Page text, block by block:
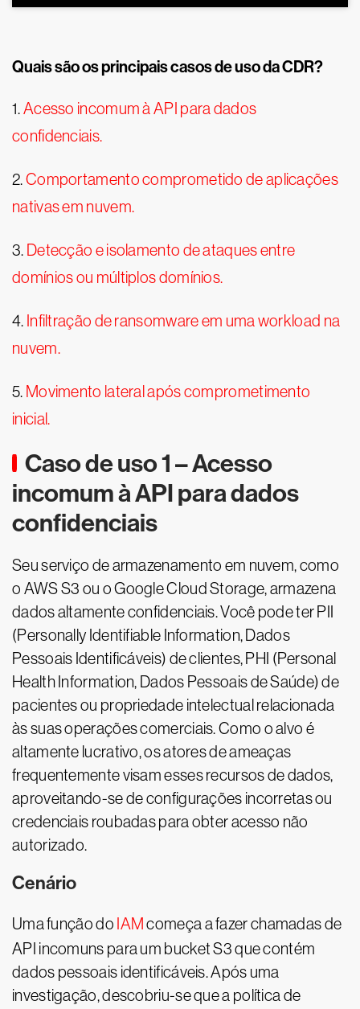
Quais são os principais casos de uso da CDR?
1.Acesso incomum à API para dados
confidenciais.
2.Comportamento comprometido de aplicações
nativas em nuvem.
3. Detecção e isolamento de ataques entre
domínios ou múltiplos domínios.
4. Infiltração de ransomware em uma workload na
nuvem.
5. Movimento lateral após comprometimento
inicial.
Caso de uso 1 – Acesso
incomum à API para dados
confidenciais
Seu serviço de armazenamento em nuvem, como
o AWS S3 ou o Google Cloud Storage, armazena
dados altamente confidenciais. Você pode ter PII
(Personally Identifiable Information, Dados
Pessoais Identificáveis) de clientes, PHI (Personal
Health Information, Dados Pessoais de Saúde) de
pacientes ou propriedade intelectual relacionada
às suas operações comerciais. Como o alvo é
altamente lucrativo, os atores de ameaças
frequentemente visam esses recursos de dados,
aproveitando-se de configurações incorretas ou
credenciais roubadas para obter acesso não
autorizado.
Cenário
Uma função do IAM começa a fazer chamadas de
API incomuns para um bucket S3 que contém
dados pessoais identificáveis. Após uma
investigação, descobriu-se que a política de